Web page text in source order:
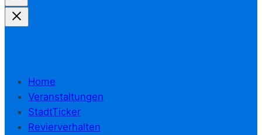
Home
Veranstaltungen
StadtTicker
Revierverhalten